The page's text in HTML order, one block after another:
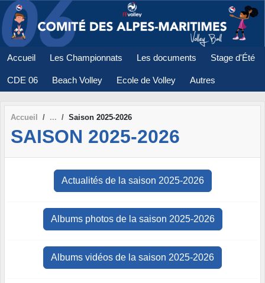
Accueil Les Championnats Les documents Stage d'Été
CDE 06 Beach Volley Ecole de Volley Autres
Accueil Saison 2025-2026
SAISON 2025-2026
Actualités de la saison 2025-2026
Albums photos de la saison 2025-2026
Albums vidéos de la saison 2025-2026
Panneau de gestion des cookies